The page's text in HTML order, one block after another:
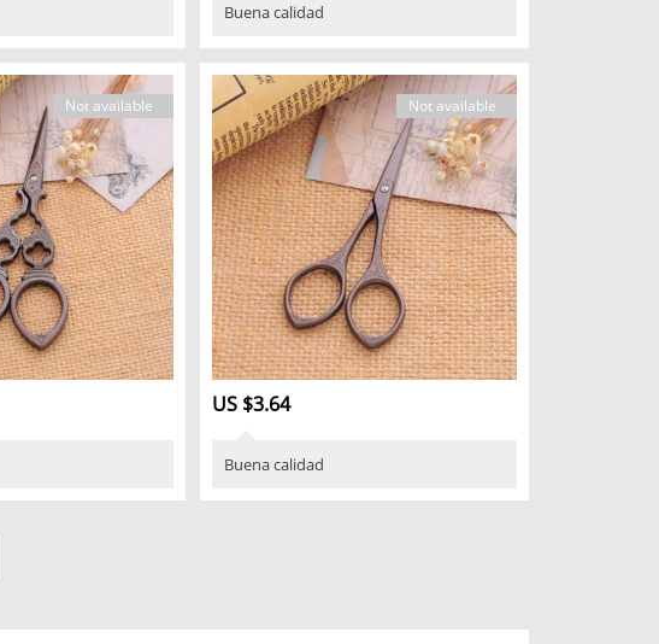
Buena calidad
Not available Not available
US $3.64
Buena calidad